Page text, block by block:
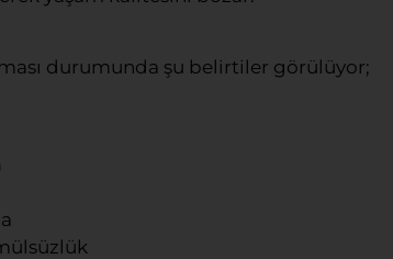
durumunda şu belirtiler görülüyor;